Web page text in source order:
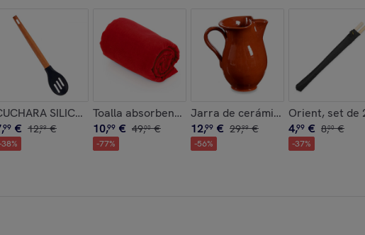
TAPA CRISTAL 900ML
SILICONA MANGO MADERA DE HAYA 30,5CM
,99 € 12,99 €
38%
Toalla absorbente Yarg 138x72 cm.
10,99 € 49,00 €
-77%
Jarra de cerámica refractaria de
12,99 € 29,99 €
-56%
Orient, set de
4,99 € 8,00 €
-37%